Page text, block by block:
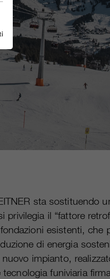
sta sostituendo
privilegia il “fattore
esistenti, che
di energia
impianto,
funiviaria